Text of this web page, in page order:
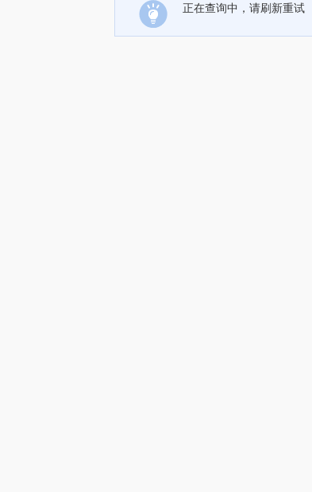
正在查询中，请刷新重试